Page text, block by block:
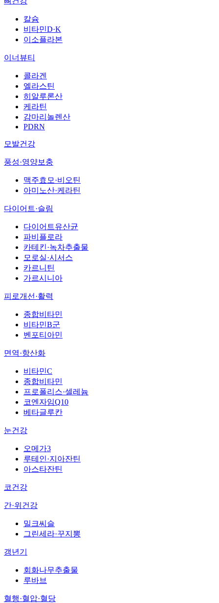
칼슘
비타민D·K
이소플라본
이너뷰티
콜라겐
엘라스틴
히알루론산
케라틴
감마리놀렌산
PDRN
모발건강
풍성·영양보충
맥주효모·비오틴
아미노산·케라틴
다이어트·슬림
다이어트유산균
파비플로라
카테킨·녹차추출물
모로실·시서스
카르니틴
가르시니아
피로개선·활력
종합비타민
비타민B군
벤포티아민
면역·항산화
비타민C
종합비타민
프로폴리스·셀레늄
코엔자임Q10
베타글루칸
눈건강
오메가3
루테인·지아잔틴
아스타잔틴
코건강
간·위건강
밀크씨슬
그린세라·꾸지뽕
갱년기
회화나무추출물
루바브
혈행·혈압·혈당